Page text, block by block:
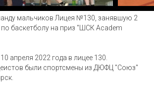
мальчиков Лицея №130, занявшую 2
по баскетболу на приз "ШСК Academ
апреля 2022 года в лицее 130.
были спортсмены из ДЮФЦ "Союз"